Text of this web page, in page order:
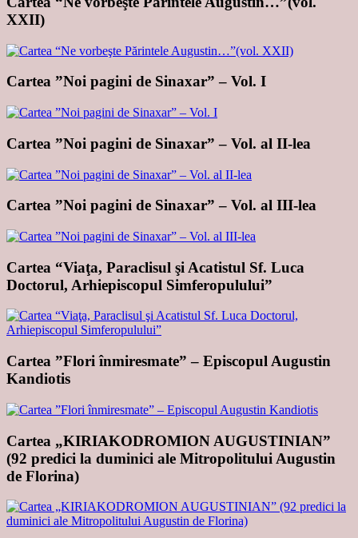
XXII)
Cartea ”Noi pagini de Sinaxar” – Vol. I
Cartea ”Noi pagini de Sinaxar” – Vol. al II-lea
Cartea ”Noi pagini de Sinaxar” – Vol. al III-lea
Cartea “Viaţa, Paraclisul şi Acatistul Sf. Luca
Doctorul, Arhiepiscopul Simferopulului”
Cartea ”Flori înmiresmate” – Episcopul Augustin
Kandiotis
Cartea „KIRIAKODROMION AUGUSTINIAN”
(92 predici la duminici ale Mitropolitului Augustin
de Florina)